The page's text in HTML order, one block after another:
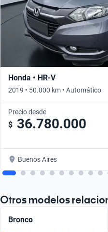
Honda • HR-V
2019 • 50.000 km • Automático
Precio desde
$ 36.780.000
Buenos Aires
Otros modelos
Bronco